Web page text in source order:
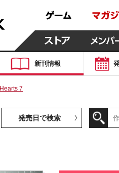
新刊情報
7
発売日で検索